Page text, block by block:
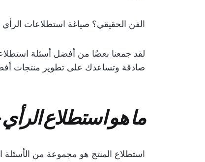
الفن الحقيقي؟ صياغة استطلاعات
لقد جمعنا بعضًا من أفضل أسئلة
صادقة وتساعدك على تطوير منتجات
ما هو استطلاع
استطلاع المنتج هو مجموعة من